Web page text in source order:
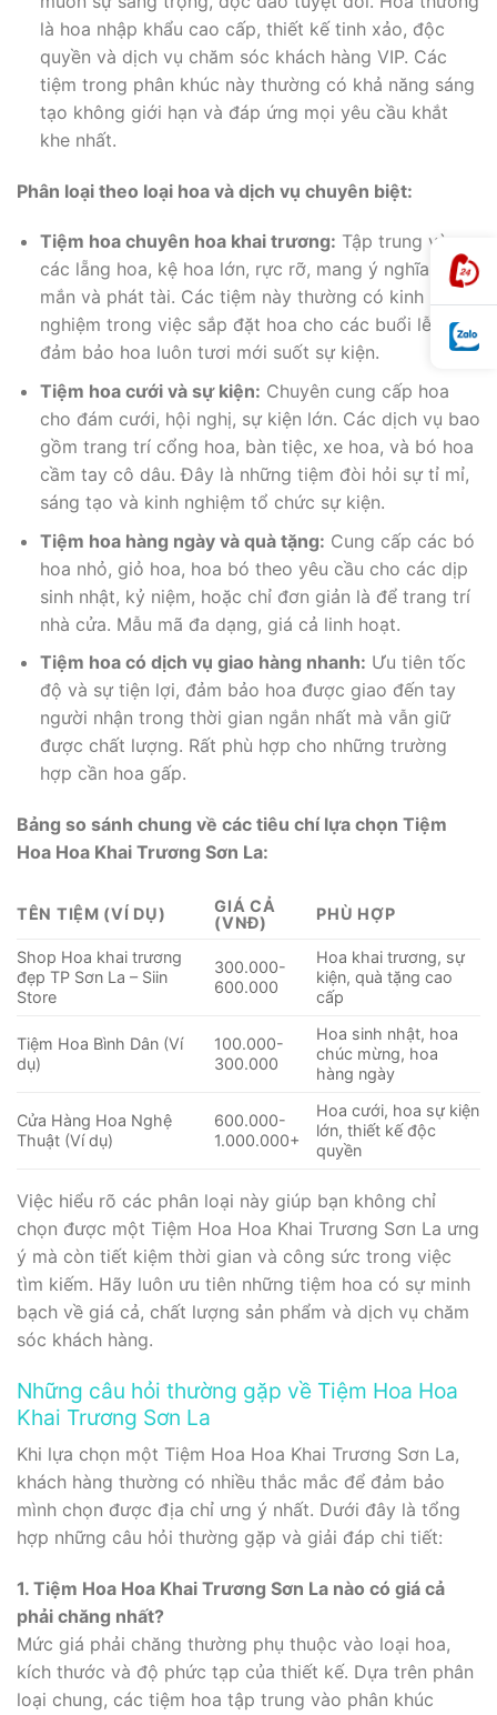
là hoa nhập khẩu cao cấp, thiết kế tinh xảo, độc
quyền và dịch vụ chăm sóc khách hàng VIP. Các
tiệm trong phân khúc này thường có khả năng sáng
tạo không giới hạn và đáp ứng mọi yêu cầu khắt
khe nhất.
Phân loại theo loại hoa và dịch vụ chuyên biệt:
Tiệm hoa chuyên hoa khai trương: Tập trung vào
các lẵng hoa, kệ hoa lớn, rực rỡ, mang ý nghĩa may
mắn và phát tài. Các tiệm này thường có kinh
nghiệm trong việc sắp đặt hoa cho các buổi lễ lớn,
đảm bảo hoa luôn tươi mới suốt sự kiện.
Tiệm hoa cưới và sự kiện: Chuyên cung cấp hoa
cho đám cưới, hội nghị, sự kiện lớn. Các dịch vụ bao
gồm trang trí cổng hoa, bàn tiệc, xe hoa, và bó hoa
cầm tay cô dâu. Đây là những tiệm đòi hỏi sự tỉ mỉ,
sáng tạo và kinh nghiệm tổ chức sự kiện.
Tiệm hoa hàng ngày và quà tặng: Cung cấp các bó
hoa nhỏ, giỏ hoa, hoa bó theo yêu cầu cho các dịp
sinh nhật, kỷ niệm, hoặc chỉ đơn giản là để trang trí
nhà cửa. Mẫu mã đa dạng, giá cả linh hoạt.
Tiệm hoa có dịch vụ giao hàng nhanh: Ưu tiên tốc
độ và sự tiện lợi, đảm bảo hoa được giao đến tay
người nhận trong thời gian ngắn nhất mà vẫn giữ
được chất lượng. Rất phù hợp cho những trường
hợp cần hoa gấp.
Bảng so sánh chung về các tiêu chí lựa chọn Tiệm
Hoa Hoa Khai Trương Sơn La:
TÊN TIỆM (VÍ DỤ)
GIÁ CẢ
(VNĐ)
PHÙ HỢP
Shop Hoa khai trương
đẹp TP Sơn La – Siin
Store
300.000-
600.000
Hoa khai trương, sự
kiện, quà tặng cao
cấp
Tiệm Hoa Bình Dân (Ví
dụ)
100.000-
300.000
Hoa sinh nhật, hoa
chúc mừng, hoa
hàng ngày
Cửa Hàng Hoa Nghệ
Thuật (Ví dụ)
600.000-
1.000.000+
Hoa cưới, hoa sự kiện
lớn, thiết kế độc
quyền
Việc hiểu rõ các phân loại này giúp bạn không chỉ
chọn được một Tiệm Hoa Hoa Khai Trương Sơn La ưng
ý mà còn tiết kiệm thời gian và công sức trong việc
tìm kiếm. Hãy luôn ưu tiên những tiệm hoa có sự minh
bạch về giá cả, chất lượng sản phẩm và dịch vụ chăm
sóc khách hàng.
Những câu hỏi thường gặp về Tiệm Hoa Hoa
Khai Trương Sơn La
Khi lựa chọn một Tiệm Hoa Hoa Khai Trương Sơn La,
khách hàng thường có nhiều thắc mắc để đảm bảo
mình chọn được địa chỉ ưng ý nhất. Dưới đây là tổng
hợp những câu hỏi thường gặp và giải đáp chi tiết:
1. Tiệm Hoa Hoa Khai Trương Sơn La nào có giá cả
phải chăng nhất?
Mức giá phải chăng thường phụ thuộc vào loại hoa,
kích thước và độ phức tạp của thiết kế. Dựa trên phân
loại chung, các tiệm hoa tập trung vào phân khúc